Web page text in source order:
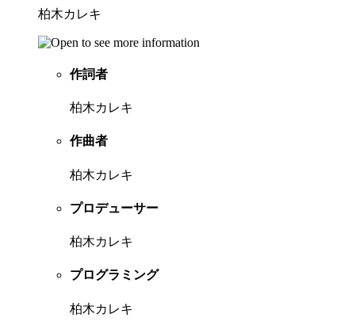
柏木カレキ
作詞者
柏木カレキ
作曲者
柏木カレキ
プロデューサー
柏木カレキ
プログラミング
柏木カレキ